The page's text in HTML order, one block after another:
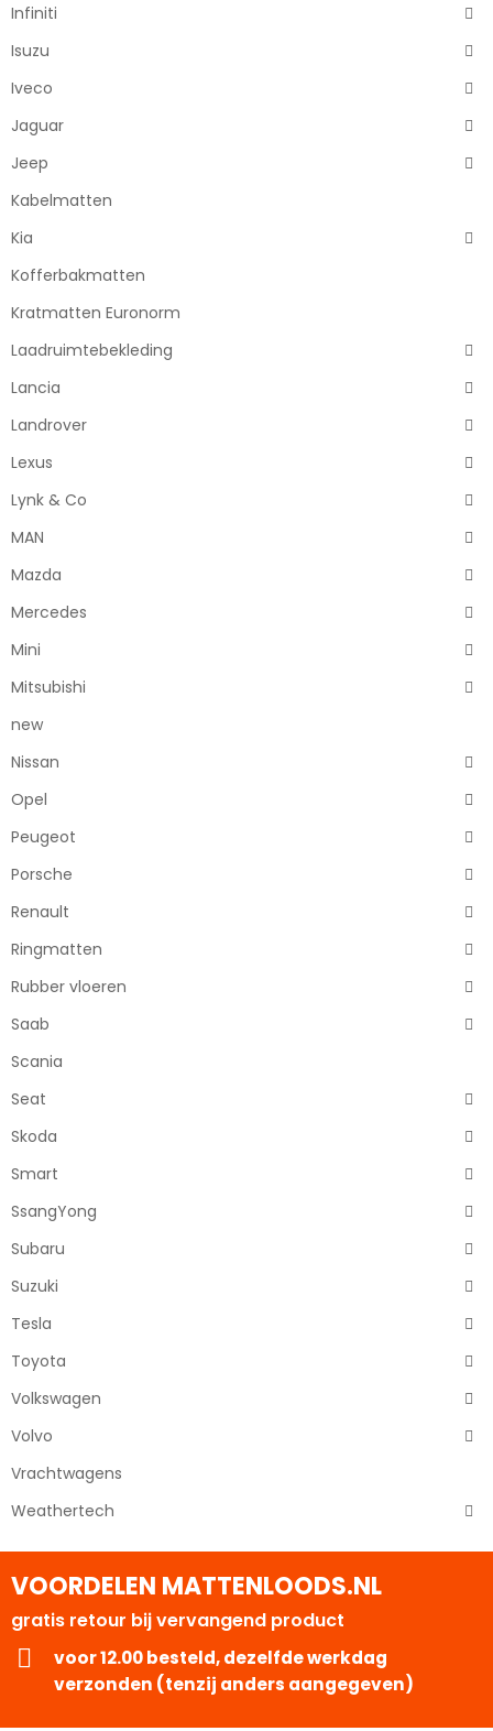
Infiniti
Isuzu
Iveco
Jaguar
Jeep
Kabelmatten
Kia
Kofferbakmatten
Kratmatten Euronorm
Laadruimtebekleding
Lancia
Landrover
Lexus
Lynk & Co
MAN
Mazda
Mercedes
Mini
Mitsubishi
new
Nissan
Opel
Peugeot
Porsche
Renault
Ringmatten
Rubber vloeren
Saab
Scania
Seat
Skoda
Smart
SsangYong
Subaru
Suzuki
Tesla
Toyota
Volkswagen
Volvo
Vrachtwagens
Weathertech
VOORDELEN MATTENLOODS.NL
gratis retour bij vervangend product
voor 12.00 besteld, dezelfde werkdag
verzonden (tenzij anders aangegeven)